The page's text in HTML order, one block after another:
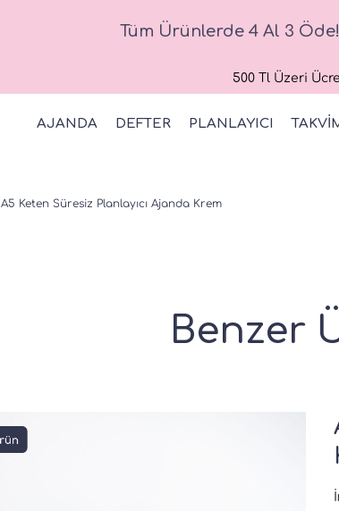
Tüm Ürünlerde 4 Al 3 Öde!
500 Tl Üzeri
AJANDA DEFTER PLANLAYICI
A5 Keten Süresiz Planlayıcı Ajanda Krem
Benzer